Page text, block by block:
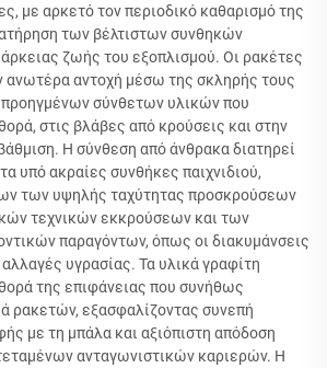
με αρκετό τον περιοδικό καθαρισμό της
των βέλτιστων συνθηκών
ζωής του εξοπλισμού. Οι ρακέτες
ανωτέρα αντοχή μέσω της σκληρής τους
σύνθετων υλικών που
στις βλάβες από κρούσεις και στην
Η σύνθεση από άνθρακα διατηρεί
υπό ακραίες συνθήκες παιχνιδιού,
των υψηλής ταχύτητας προσκρούσεων
τεχνικών εκκρούσεων και των
παραγόντων, όπως οι διακυμάνσεις
υγρασίας. Τα υλικά γραφίτη
της επιφάνειας που συνήθως
ρακετών, εξασφαλίζοντας συνεπή
με τη μπάλα και αξιόπιστη απόδοση
ανταγωνιστικών καριερών. Η